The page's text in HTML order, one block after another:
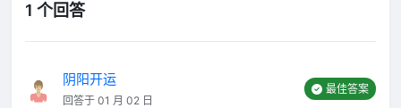
1 个回答
阴阳开运
回答于 01 月 02 日
最佳答案